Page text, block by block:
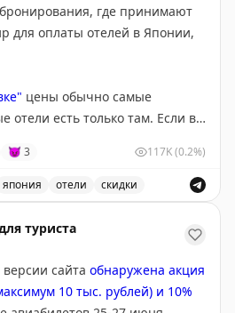
где принимают
для оплаты отелей в Японии,
цены обычно самые
отели есть только там. Если вы
в номер купелью и без еды),
и рёкана,
вам забронирован.
путает и берет не то.
уровень в программе
бронирования,можно
у "Островка" такой же,
😈 3 117K(0.2%)
япония отели скидки
туриста
версии сайта обнаружена акция
10 тыс. рублей) и 10%